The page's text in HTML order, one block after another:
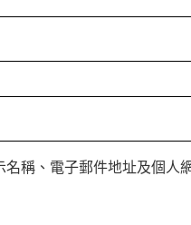
名稱、電子郵件地址及個人